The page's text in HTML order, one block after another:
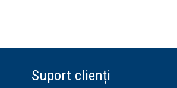
Suport clienți